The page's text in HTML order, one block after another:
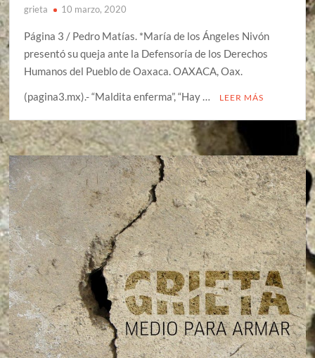
grieta 10 marzo, 2020
Página 3 / Pedro Matías. *María de los Ángeles Nivón
presentó su queja ante la Defensoría de los Derechos
Humanos del Pueblo de Oaxaca. OAXACA, Oax.
(pagina3.mx).- “Maldita enferma”, “Hay …
LEER MÁS